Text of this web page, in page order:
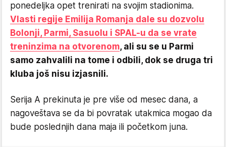
ponedeljka opet trenirati na svojim stadionima.
Vlasti regije Emilija Romanja dale su dozvolu
Bolonji, Parmi, Sasuolu i SPAL-u da se vrate
treninzima na otvorenom, ali su se u Parmi
samo zahvalili na tome i odbili, dok se druga tri
kluba još nisu izjasnili.
Serija A prekinuta je pre više od mesec dana, a
nagoveštava se da bi povratak utakmica mogao da
bude poslednjih dana maja ili početkom juna.